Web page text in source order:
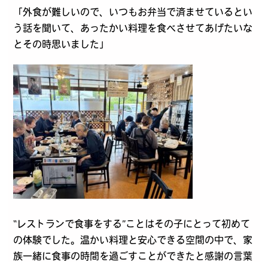
「外食が難しいので、いつもお弁当で済ませているとい
う話を聞いて、あったかい料理を食べさせてあげたいな
とその時思いました」
“レストランで食事をする”ことはその子にとって初めて
の体験でした。温かい料理と安心できる空間の中で、家
族一緒に食事の時間を過ごすことができたと感謝の言葉